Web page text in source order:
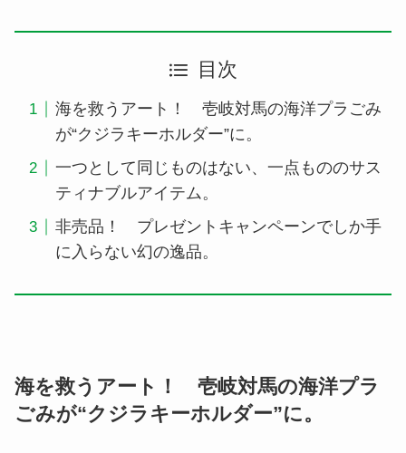
目次
海を救うアート！ 壱岐対馬の海洋プラごみ
が“クジラキーホルダー”に。
一つとして同じものはない、一点もののサス
ティナブルアイテム。
非売品！ プレゼントキャンペーンでしか手
に入らない幻の逸品。
海を救うアート！ 壱岐対馬の海洋プラ
ごみが“クジラキーホルダー”に。